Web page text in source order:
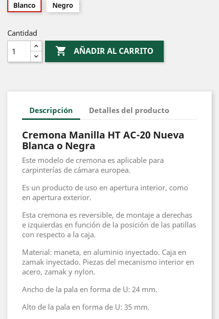
Blanco Negro
Cantidad
 AÑADIR AL CARRITO
Descripción Detalles del producto
Cremona Manilla HT AC-20 Nueva
Blanca o Negra
Este modelo de cremona es aplicable para
carpinterías de cámara europea.
Es un producto de uso en apertura interior, como
en apertura exterior.
Esta cremona es reversible, de montaje a derechas
e izquierdas en función de la posición de las patillas
con respecto a la caja.
Material: maneta, en aluminio inyectado. Caja en
zamak inyectado. Piezas del mecanismo interior en
acero, zamak y nylon.
Ancho de la pala en forma de U: 24 mm.
Alto de la pala en forma de U: 35 mm.